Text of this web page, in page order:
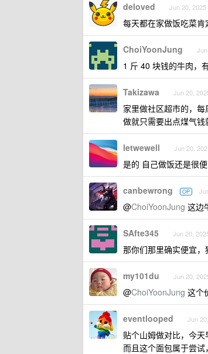
deloved Jun 20, 2025
每天都在家做饭吃菜肯
ChoiYoonJung
1 斤 40 块钱的牛肉，
Takizawa Jun 20,
家里做社区超市的，
做就只需要出点煤气钱
letwewell Jun 20,
是的 自己做饭还是很
canbewrong OP
@ChoiYoonJung 这边
SAfte345 Jun 20,
那你们那里确实便宜
my101du Jun 20,
@ChoiYoonJung 这个
eventlooped Jun
贴个山姆做对比，今天
而且这个面包属于尝